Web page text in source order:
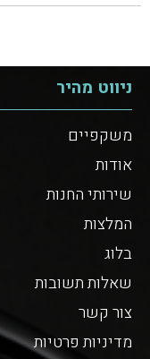
ניווט מהיר
משקפיים
אודות
שירותי החנות
המלצות
בלוג
שאלות תשובות
צור קשר
מדיניות פרטיות